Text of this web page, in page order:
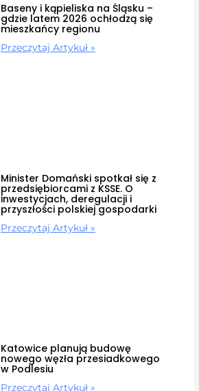
Baseny i kąpieliska na Śląsku –
gdzie latem 2026 ochłodzą się
mieszkańcy regionu
Przeczytaj Artykuł »
Minister Domański spotkał się z
przedsiębiorcami z KSSE. O
inwestycjach, deregulacji i
przyszłości polskiej gospodarki
Przeczytaj Artykuł »
Katowice planują budowę
nowego węzła przesiadkowego
w Podlesiu
Przeczytaj Artykuł »